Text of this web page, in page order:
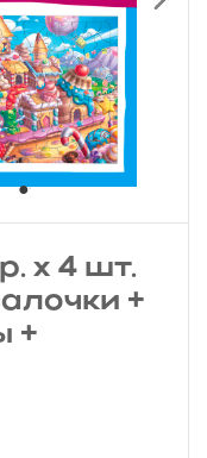
х 4 шт.
+
+